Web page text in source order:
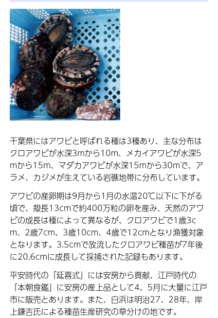
千葉県にはアワビと呼ばれる種は3種あり、主な分布は
クロアワビが水深3mから10m、メカイアワビが水深5
mから15m、マダカアワビが水深15mから30mで、ア
ラメ、カジメが生えている岩礁地帯に分布しています。
アワビの産卵期は9月から1月の水温20℃以下に下がる
頃で、殻長13cmで約400万粒の卵を産み、天然のアワ
ビの成長は種によって異なるが、クロアワビで1歳3c
m、2歳7cm、3歳10cm、4歳で12cmとなり漁獲対象
となります。3.5cmで放流したクロアワビ種苗が7年後
に20.6cmに成長して採捕された記録もあります。
平安時代の「延喜式」には安房から貢献、江戸時代の
「本朝食鑑」に安房の産上品として4、5月に大量に江戸
市に販売とあります。また、白浜は明治27、28年、岸
上鎌吉氏による種苗生産研究の草分けの地です。